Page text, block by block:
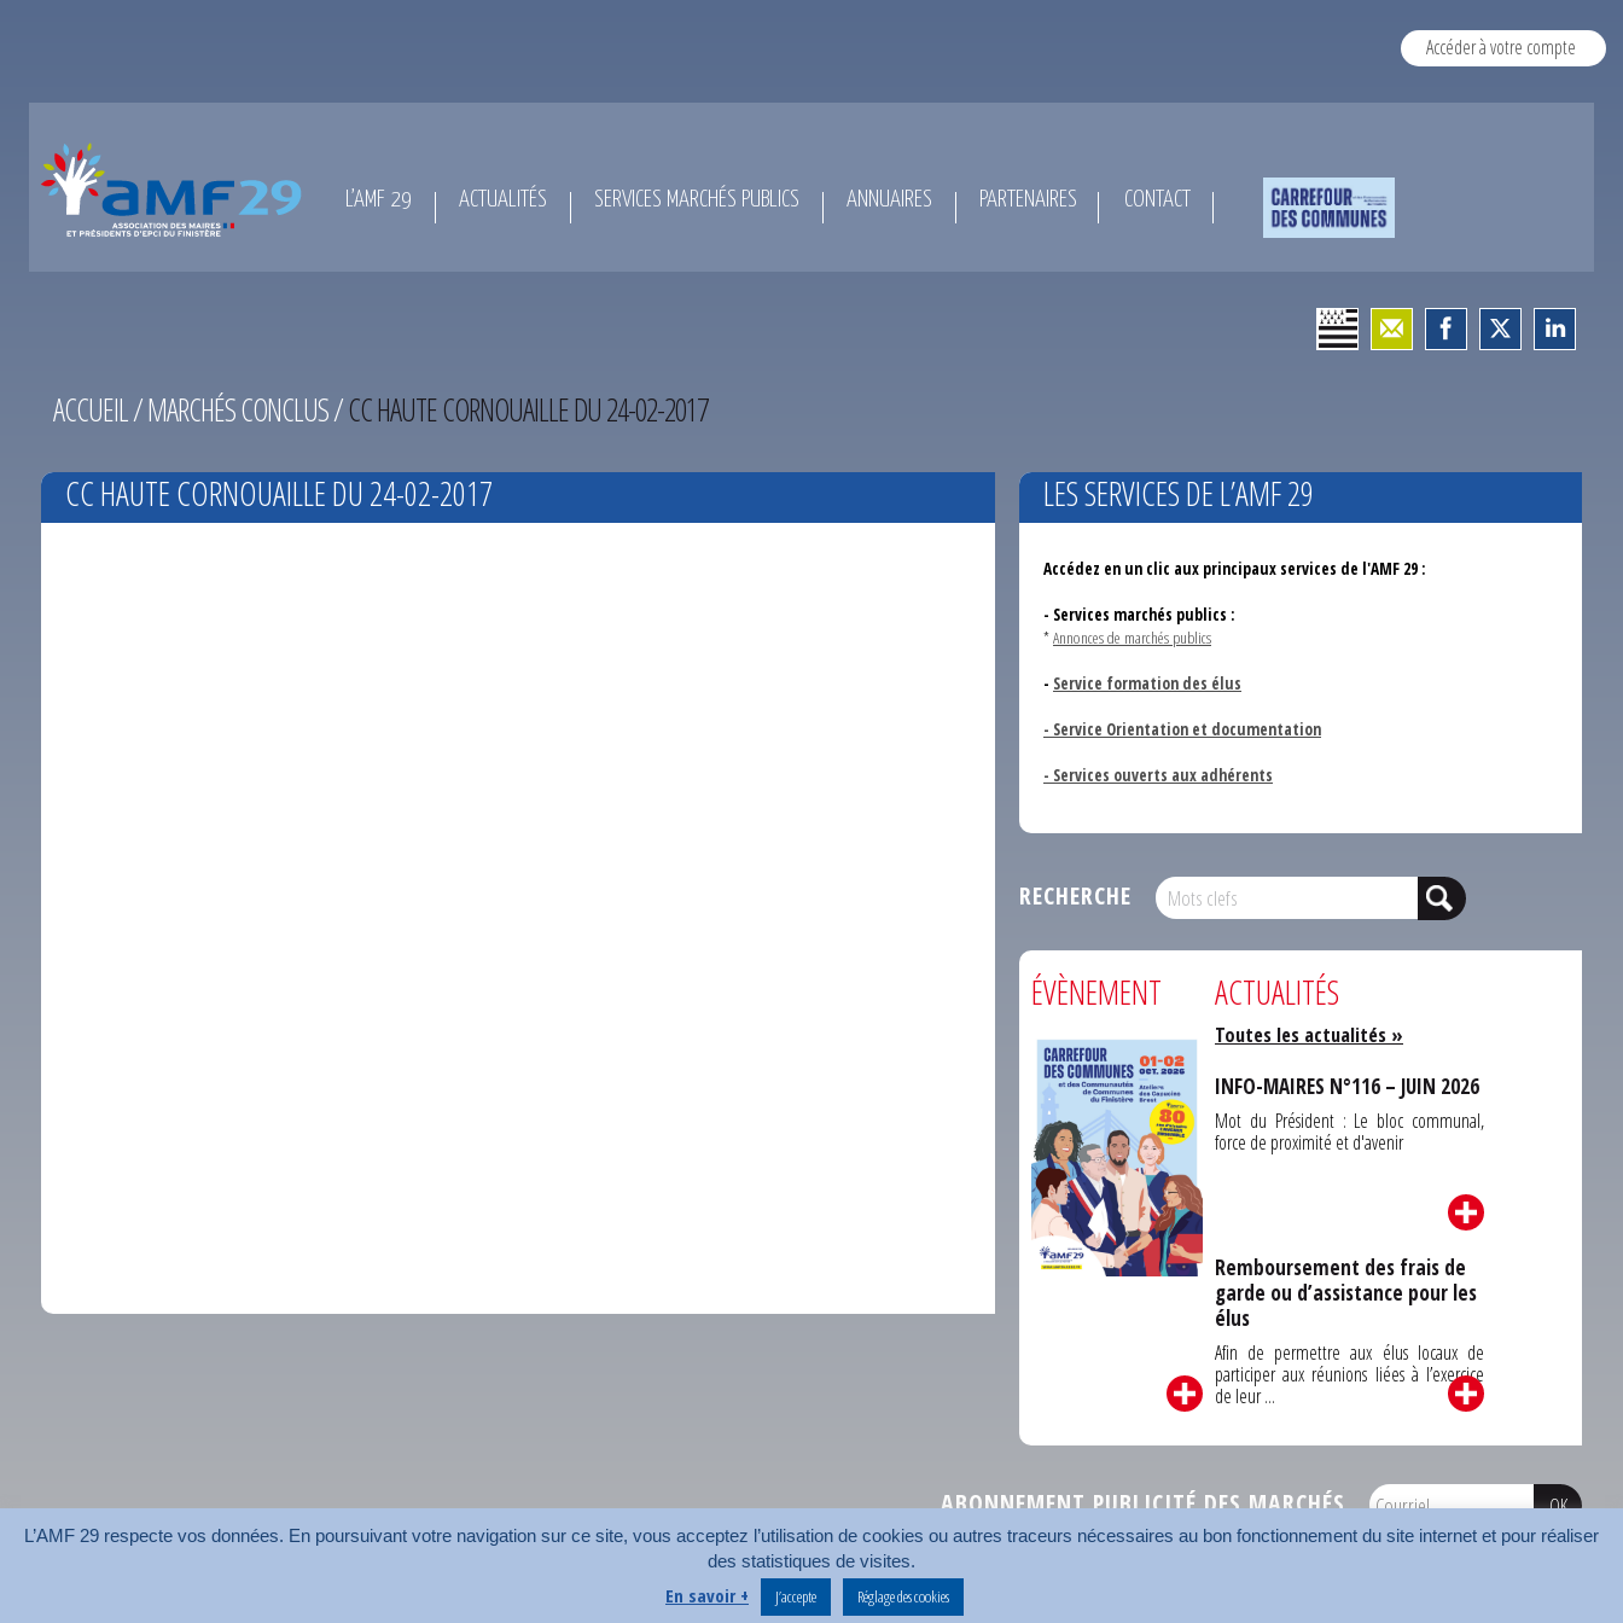
Accéder à votre compte
L’AMF 29 ACTUALITÉS SERVICES MARCHÉS PUBLICS ANNUAIRES PARTENAIRES CONTACT
ACCUEIL/MARCHÉS CONCLUS/CC HAUTE CORNOUAILLE DU 24-02-2017
CC HAUTE CORNOUAILLE DU 24-02-2017 LES SERVICES DE L’AMF 29
Accédez en un clic aux principaux services de l'AMF 29 :
- Services marchés publics :
*Annonces de marchés publics
- Service formation des élus
- Service Orientation et documentation
- Services ouverts aux adhérents
RECHERCHE
ÉVÈNEMENT ACTUALITÉS
Toutes les actualités »
INFO-MAIRES N°116 – JUIN 2026
Mot du Président : Le bloc communal,
force de proximité et d'avenir
Remboursement des frais de
garde ou d’assistance pour les
élus
Afin de permettre aux élus locaux de
participer aux réunions liées à l’exercice
de leur ...
ABONNEMENT PUBLICITÉ DES MARCHÉS
Plan du site
L’AMF 29 respecte vos données. En poursuivant votre navigation sur ce site, vous acceptez l’utilisation de cookies ou autres traceurs nécessaires au bon fonctionnement du site internet et pour réaliser
des statistiques de visites.
En savoir + J’accepte Réglage des cookies